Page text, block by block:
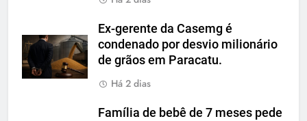
Ex-gerente da Casemg é
condenado por desvio milionário
de grãos em Paracatu.
Há 2 dias
Família de bebê de 7 meses pede